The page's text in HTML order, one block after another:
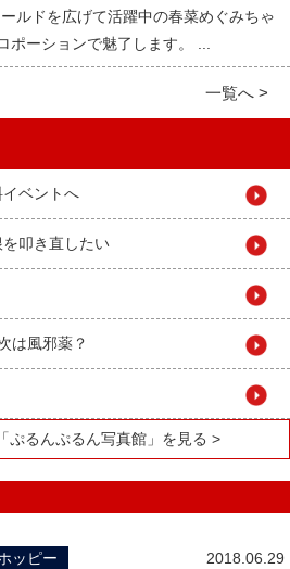
ルドを広げて活躍中の春菜めぐみちゃ
ポーションで魅了します。 ...
一覧へ >
ベントへ
叩き直したい
は風邪薬？
ぷるんぷるん写真館」を見る >
2018.06.29
ッピー